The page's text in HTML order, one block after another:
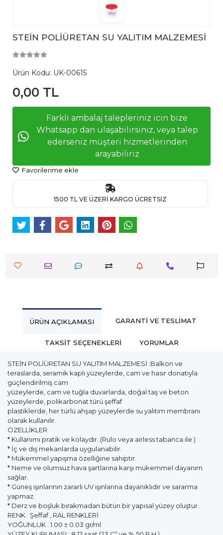
STEİN POLİÜRETAN SU YALITIM MALZEMESİ
Ürün Kodu: UK-00615
0,00 TL
Farkli ambalaj talepleriniz icin bize
Whatsapp dan ulaşabilirsiniz, veya talep
ederseniz müşteri hizmetlerinden
arayabiliriz
Favorilerime ekle
1500 TL VE ÜZERİ KARGO ÜCRETSİZ
ÜRÜN AÇIKLAMASI GARANTI VE TESLIMAT
TAKSIT SEÇENEKLERI YORUMLAR
STEİN POLİÜRETAN SU YALITIM MALZEMESİ :Balkon ve
teraslarda, seramik kaplı yüzeylerde, cam ve hasır donatıyla
güçlendirilmiş cam
yüzeylerde, cam ve tuğla duvarlarda, doğal taş ve beton
yüzeylerde, polikarbonat türü şeffaf
plastiklerde, her türlü ahşap yüzeylerde su yalıtım membranı
olarak kullanılır.
ÖZELLİKLER
* Kullanımı pratik ve kolaydır..(Rulo veya airless tabanca ile )
* İç ve dış mekanlarda uygulanabilir.
* Mükemmel yapışma özelliğine sahiptir.
* Neme ve olumsuz hava şartlarına karşı mükemmel dayanım
sağlar.
* Güneş ışınlarının zararlı UV ışınlarına dayanıklıdır ve sararma
yapmaz.
* Derz ve boşluk bırakmadan bütün bir yapısal yüzey oluştur.
RENK : Şeffaf , RAL RENKLERİ
YOĞUNLUK : 1.00 ± 0.03 gr/ml